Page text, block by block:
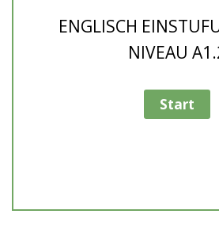
ENGLISCH
NIVEAU